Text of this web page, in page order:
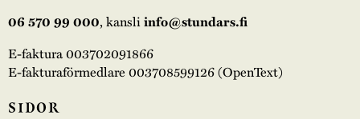
06 570 99 000, kansliinfo@stundars.fi
E-faktura 003702091866
E-fakturaförmedlare 003708599126 (OpenText)
SIDOR